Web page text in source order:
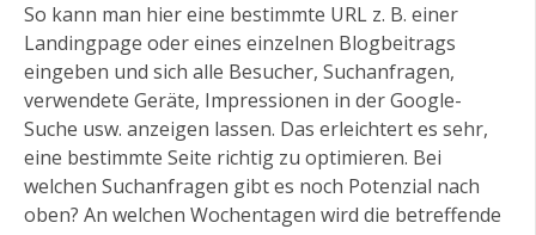
So kann man hier eine bestimmte URL z. B. einer
Landingpage oder eines einzelnen Blogbeitrags
eingeben und sich alle Besucher, Suchanfragen,
verwendete Geräte, Impressionen in der Google-
Suche usw. anzeigen lassen. Das erleichtert es sehr,
eine bestimmte Seite richtig zu optimieren. Bei
welchen Suchanfragen gibt es noch Potenzial nach
oben? An welchen Wochentagen wird die betreffende